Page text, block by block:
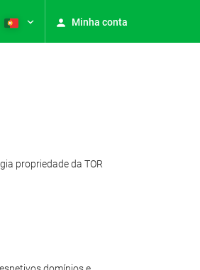
Minha conta
propriedade da TOR